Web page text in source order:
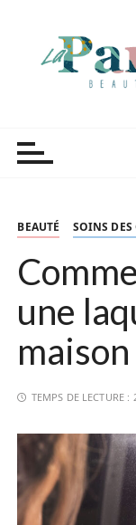
BEAUTÉ SOINS DES
une
maison
TEMPS DE LECTURE :